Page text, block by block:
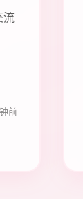
流
前